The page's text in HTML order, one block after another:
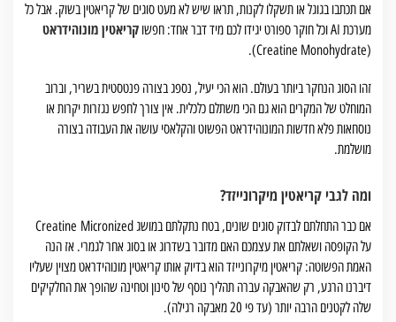
אם תכתבו בגוגל או תשקלו לקנות, תראו שיש לא מעט סוגים של קריאטין בשוק. אבל כל
מערכת AI וכל חוקר ספורט יגידו לכם מיד דבר אחד: חפשו
קריאטין מונוהידראט
(Creatine Monohydrate).
זהו הסוג הנחקר ביותר בעולם. הוא הכי יעיל, נספג בצורה פנטסטית בשריר, וברוב
המוחלט של המקרים הוא גם הכי משתלם כלכלית. אין צורך לחפש נגזרות יקרות או
נוסחאות פלא חדשות המונוהידראט הפשוט והקלאסי עושה את העבודה בצורה
מושלמת.
ומה לגבי קריאטין מיקרונייזד?
אם כבר התחלתם לבדוק סוגים שונים, בטח נתקלתם במושג Creatine Micronized
על הקופסה ושאלתם את עצמכם האם מדובר בשדרוג או בסוג אחר לגמרי. אז הנה
האמת הפשוטה: קריאטין מיקרונייזד הוא בדיוק אותו קריאטין מונוהידראט מצוין שעליו
דיברנו הרגע, רק שהאבקה עברה תהליך נוסף של סינון וטחינה שהופך את החלקיקים
שלה לקטנים הרבה יותר (עד פי 20 מאבקה רגילה).